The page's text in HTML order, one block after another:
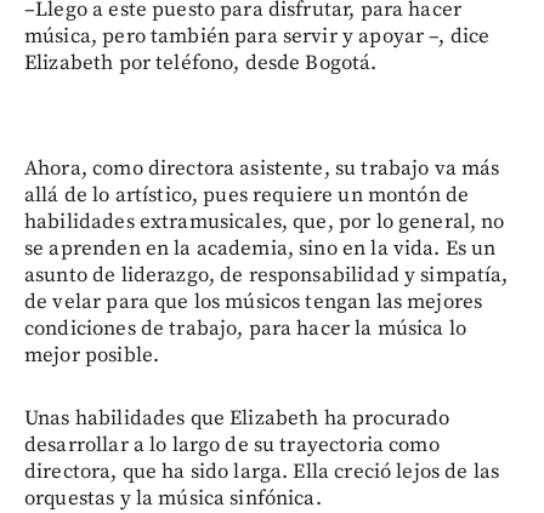
–Llego a este puesto para disfrutar, para hacer
música, pero también para servir y apoyar –, dice
Elizabeth por teléfono, desde Bogotá.
Ahora, como directora asistente, su trabajo va más
allá de lo artístico, pues requiere un montón de
habilidades extramusicales, que, por lo general, no
se aprenden en la academia, sino en la vida. Es un
asunto de liderazgo, de responsabilidad y simpatía,
de velar para que los músicos tengan las mejores
condiciones de trabajo, para hacer la música lo
mejor posible.
Unas habilidades que Elizabeth ha procurado
desarrollar a lo largo de su trayectoria como
directora, que ha sido larga. Ella creció lejos de las
orquestas y la música sinfónica.